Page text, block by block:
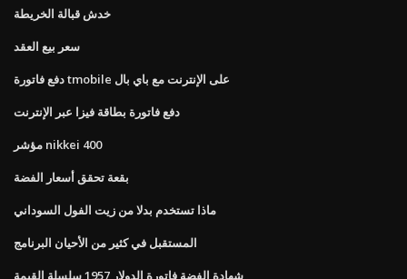
خدش قبالة الخريطة
سعر بيع العقد
دفع فاتورة tmobile على الإنترنت مع باي بال
دفع فاتورة بطاقة فيزا عبر الإنترنت
مؤشر nikkei 400
بقعة تحقق أسعار الفضة
ماذا تستخدم بدلا من زيت الفول السوداني
المستقبل في كثير من الأحيان البرنامج
شهادة الفضة فاتورة الدولار 1957 سلسلة القيمة